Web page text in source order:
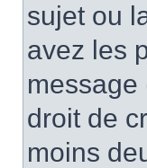
sujet ou
avez les
message
droit de
moins